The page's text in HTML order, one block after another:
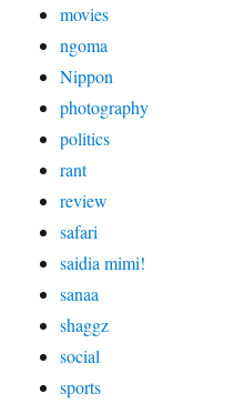
movies
ngoma
Nippon
photography
politics
rant
review
safari
saidia mimi!
sanaa
shaggz
social
sports